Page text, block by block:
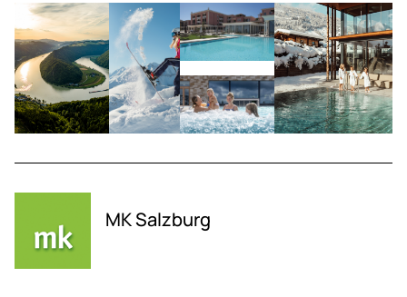
MK Salzburg